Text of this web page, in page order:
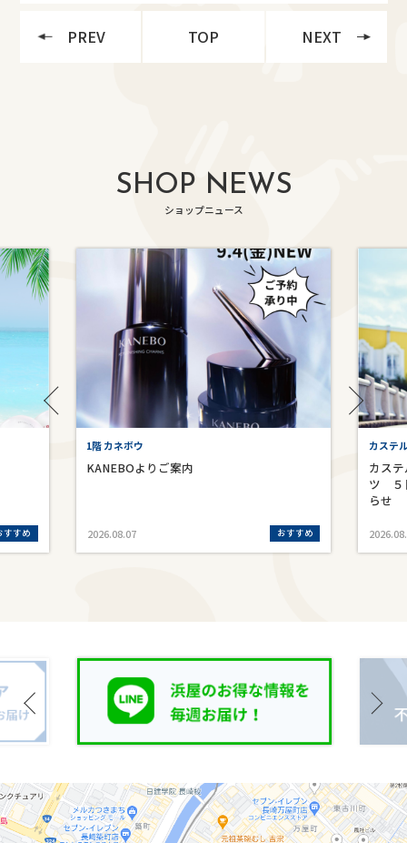
PREV TOP NEXT
SHOP NEWS
ショップニュース
すすめ
1階 カネボウ
KANEBOよりご案内
2026.08.07 おすすめ
カステ
カス
ツ ５
らせ